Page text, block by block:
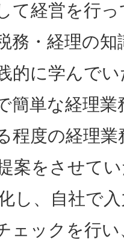
て経営を行
務・経理の知
的に学んで
簡単な経理
程度の経理業
案をさせて
し、自社で
ェックを行